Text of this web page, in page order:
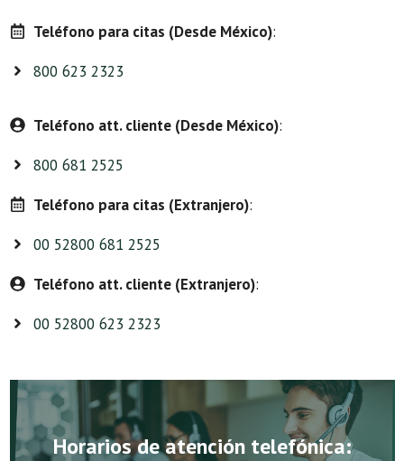
Teléfono para citas (Desde México):
800 623 2323
Teléfono att. cliente (Desde México):
800 681 2525
Teléfono para citas (Extranjero):
00 52800 681 2525
Teléfono att. cliente (Extranjero):
00 52800 623 2323
Horarios de atención telefónica: